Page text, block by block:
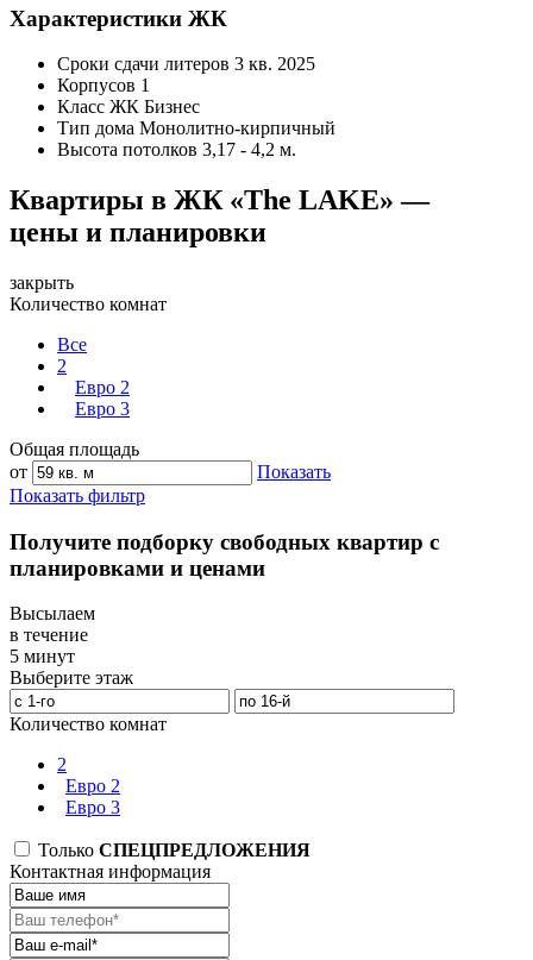
Характеристики ЖК
Сроки сдачи литеров 3 кв. 2025
Корпусов 1
Класс ЖК Бизнес
Тип дома Монолитно-кирпичный
Высота потолков 3,17 - 4,2 м.
Квартиры в ЖК «The LAKE» —
цены и планировки
закрыть
Количество комнат
Все
2
Евро 2
Евро 3
Общая площадь
от
Показать
Показать фильтр
Получите подборку свободных квартир с
планировками и ценами
Высылаем
в течение
5 минут
Выберите этаж
Количество комнат
2
Евро 2
Евро 3
Только СПЕЦПРЕДЛОЖЕНИЯ
Контактная информация